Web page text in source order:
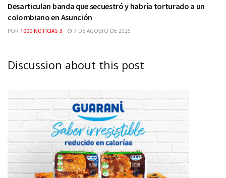
Desarticulan banda que secuestró y habría torturado a un
colombiano en Asunción
POR 1000 NOTICIAS 3 7 DE AGOSTO DE 2026
Discussion about this post